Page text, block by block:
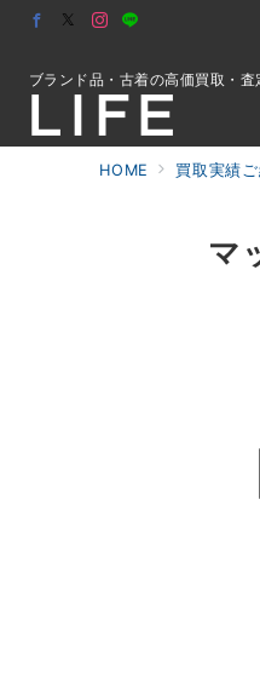
ブランド品・古着の高価買取・査
HOME 買取実績
マ